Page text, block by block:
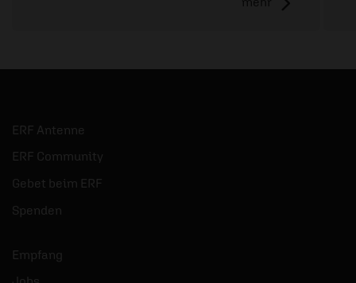
ERF Antenne
ERF Community
Gebet beim ERF
Spenden
Empfang